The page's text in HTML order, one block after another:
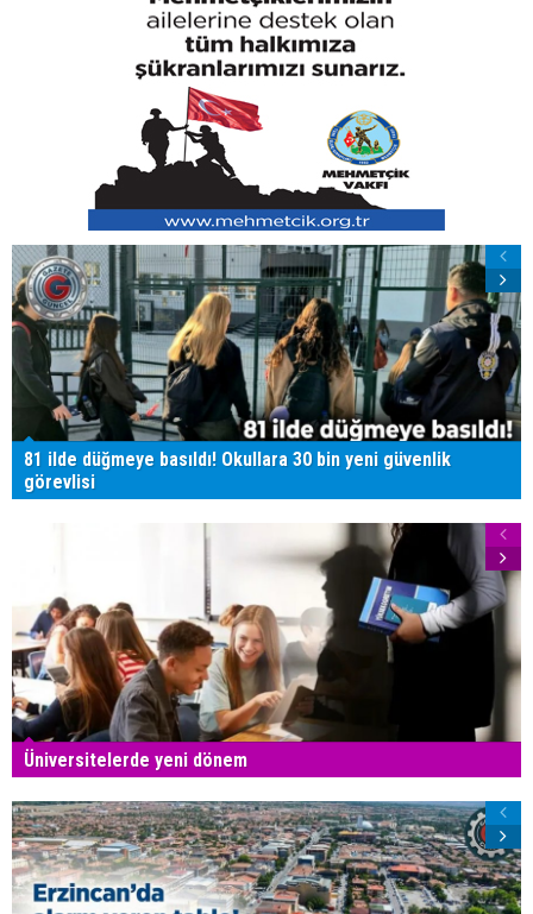
81 ilde düğmeye basıldı! Okullara 30 bin yeni güvenlik
görevlisi
Üniversitelerde yeni dönem